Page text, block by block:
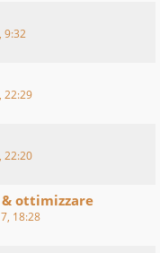
9:32
22:29
22:20
& ottimizzare
18:28